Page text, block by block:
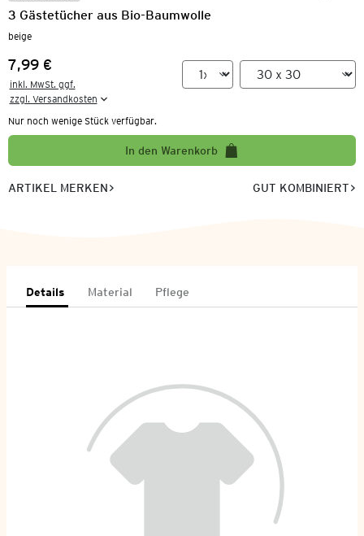
3 Gästetücher aus Bio-Baumwolle
beige
Preis:
7,99 €
inkl. MwSt. ggf.
zzgl. Versandkosten
Nur noch wenige Stück verfügbar.
In den Warenkorb
ARTIKEL MERKEN GUT KOMBINIERT
Details Material Pflege